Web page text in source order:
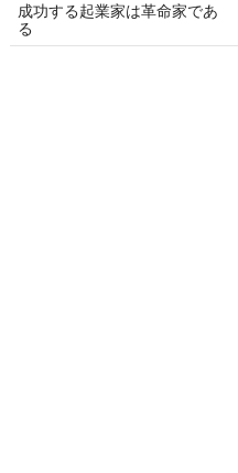
成功する起業家は革命家であ
る